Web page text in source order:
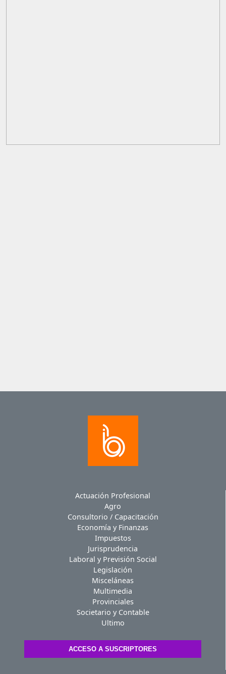
Actuación Profesional
Agro
Consultorio / Capacitación
Economía y Finanzas
Impuestos
Jurisprudencia
Laboral y Previsión Social
Legislación
Misceláneas
Multimedia
Provinciales
Societario y Contable
Ultimo
ACCESO A SUSCRIPTORES